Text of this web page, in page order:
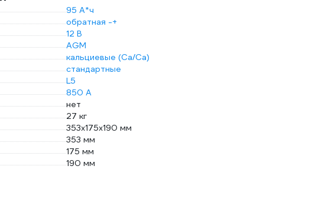
95 А*ч
обратная -+
12 В
AGM
кальциевые (Ca/Ca)
стандартные
L5
850 А
нет
27 кг
353x175x190 мм
353 мм
175 мм
190 мм